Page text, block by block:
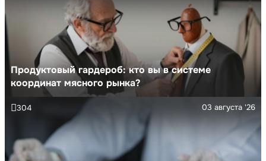
Продуктовый гардероб: кто вы в системе
координат мясного рынка?
03 августа '26
304